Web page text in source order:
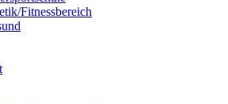
Fitnessbereich